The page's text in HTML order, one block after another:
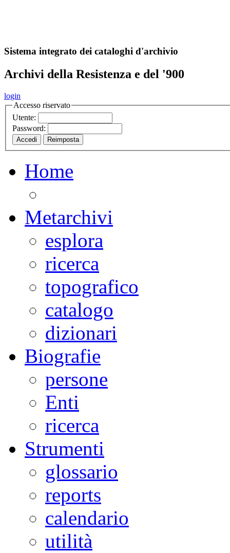
Sistema integrato dei cataloghi d'archivio
Archivi della Resistenza e del '900
login
Accesso riservato
Utente:
Password:
Home
Metarchivi
esplora
ricerca
topografico
catalogo
dizionari
Biografie
persone
Enti
ricerca
Strumenti
glossario
reports
calendario
utilità